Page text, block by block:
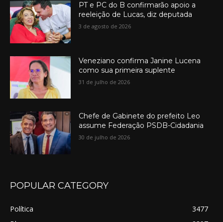
PT e PC do B confirmarão apoio a
reeleição de Lucas, diz deputada
3 de agosto de 2026
Veneziano confirma Janine Lucena
como sua primeira suplente
31 de julho de 2026
Chefe de Gabinete do prefeito Leo
assume Federação PSDB-Cidadania
30 de julho de 2026
POPULAR CATEGORY
Política
3477